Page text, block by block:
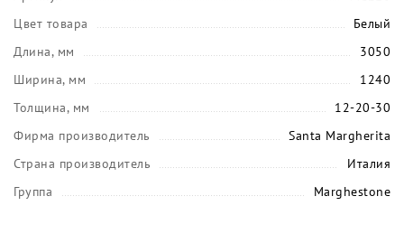
Цвет товара
Белый
Длина, мм
3050
Ширина, мм
1240
Толщина, мм
12-20-30
Фирма производитель
Santa Margherita
Страна производитель
Италия
Группа
Marghestone